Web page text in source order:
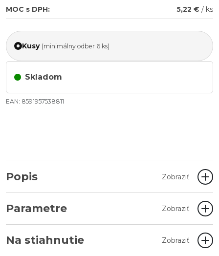
MOC s DPH: 5,22 € / ks
Kusy (minimálny odber 6 ks)
Skladom
EAN: 8591957538811
Popis Zobraziť
Parametre Zobraziť
Na stiahnutie Zobraziť